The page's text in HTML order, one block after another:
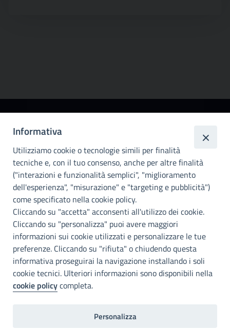
metropolitana di
Palermo
Info e contatti
Città Metropoliitana di Palermo
Via Maqueda, 100 - 90134 - Palermo
Cod. Fisc. 80021470820
PEC: cm.pa@cert.cittametropolitana.pa.it
I nostri canali social
Accessibilità
Città Metropolitana di Palermo si impegna a rendere il proprio sito
web accessibile, conformemente al D.lgs. 10 agosto 2018, n°106
Informativa
Utilizziamo cookie o tecnologie simili per finalità
tecniche e, con il tuo consenso, anche per altre finalità
("interazioni e funzionalità semplici", "miglioramento
dell'esperienza", "misurazione" e "targeting e pubblicità")
come specificato nella cookie policy.
Cliccando su "accetta" acconsenti all'utilizzo dei cookie.
Cliccando su "personalizza" puoi avere maggiori
informazioni sui cookie utilizzati e personalizzare le tue
preferenze. Cliccando su "rifiuta" o chiudendo questa
informativa proseguirai la navigazione installando i soli
cookie tecnici. Ulteriori informazioni sono disponibili nella
cookie policycompleta.
Personalizza